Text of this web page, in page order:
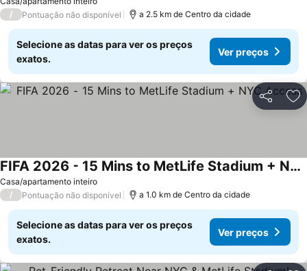
/ Pontuação não disponível a 2.5 km de Centro da cidade
Selecione as datas para ver os preços
exatos.
Ver preços
Partilhar
Casa/apartamento inteiro
FIFA 2026 ⁃ 15 Mins to MetLife Stadium + NYC Access
Ver preços
/ Pontuação não disponível a 1.0 km de Centro da cidade
Selecione as datas para ver os preços
exatos.
Ver preços